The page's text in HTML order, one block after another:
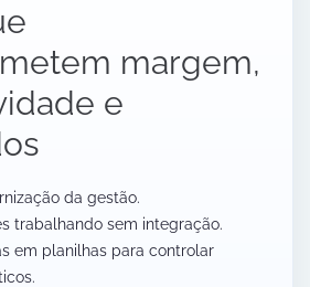
margem,
e
da gestão.
trabalhando sem integração.
em planilhas para controlar